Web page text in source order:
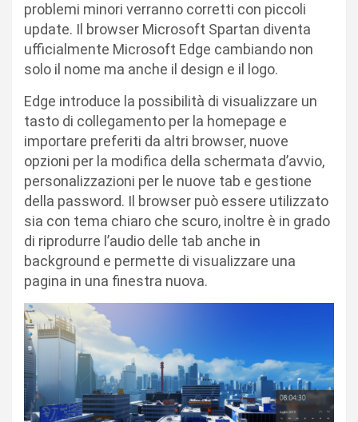
problemi minori verranno corretti con piccoli
update. Il browser Microsoft Spartan diventa
ufficialmente Microsoft Edge cambiando non
solo il nome ma anche il design e il logo.
Edge introduce la possibilità di visualizzare un
tasto di collegamento per la homepage e
importare preferiti da altri browser, nuove
opzioni per la modifica della schermata d’avvio,
personalizzazioni per le nuove tab e gestione
della password. Il browser può essere utilizzato
sia con tema chiaro che scuro, inoltre è in grado
di riprodurre l’audio delle tab anche in
background e permette di visualizzare una
pagina in una finestra nuova.